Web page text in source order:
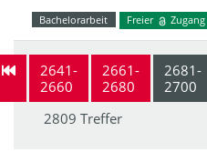
Bachelorarbeit Freier Zugang
2641-
2660
2661-
2680
2681-
2700
2809 Treffer